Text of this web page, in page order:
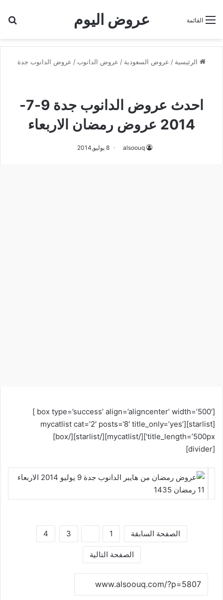
عروض اليوم القائمة
الرئيسية / عروض السعودية / عروض الدانوب / عروض الدانوب جدة
احدث عروض الدانوب جدة 9-7-
2014 عروض رمضان الاربعاء
alsoouq 8 يوليو,2014
[box type=’success’ align=’aligncenter’ width=’500′ ]
[starlist][mycatlist cat=’2′ posts=’8′ title_only=’yes’
title_length=’500px’][/mycatlist][/starlist][/box]
[divider]
الصفحة السابقة 1
3
4
الصفحة التالية